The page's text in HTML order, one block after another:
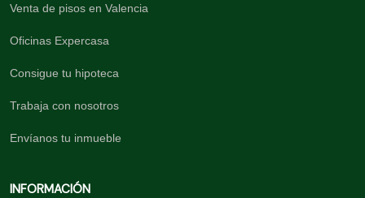
Venta de pisos en Valencia
Oficinas Expercasa
Consigue tu hipoteca
Trabaja con nosotros
Envíanos tu inmueble
INFORMACIÓN